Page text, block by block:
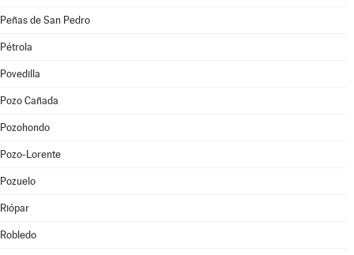
Peñas de San Pedro
Pétrola
Povedilla
Pozo Cañada
Pozohondo
Pozo-Lorente
Pozuelo
Riópar
Robledo